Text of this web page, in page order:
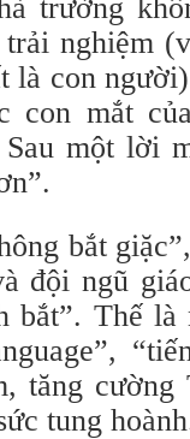
trường
nghiệm
là con
con mắt
một lời
bắt
đội ngũ
bắt”. Thế là
tăng
tung